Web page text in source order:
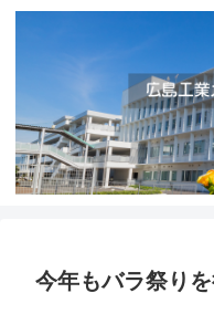
今年もバラ祭りを